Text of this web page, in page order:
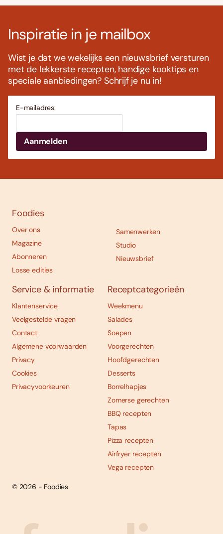
Inspiratie in je mailbox
Wist je dat we wekelijks een nieuwsbrief versturen
met de lekkerste recepten, handige kooktips en
speciale aanbiedingen? Schrijf je nu in!
E-mailadres:
Foodies
Over ons
Magazine
Abonneren
Losse edities
Samenwerken
Studio
Nieuwsbrief
Service & informatie
Klantenservice
Veelgestelde vragen
Contact
Algemene voorwaarden
Privacy
Cookies
Privacyvoorkeuren
Receptcategorieën
Weekmenu
Salades
Soepen
Voorgerechten
Hoofdgerechten
Desserts
Borrelhapjes
Zomerse gerechten
BBQ recepten
Tapas
Pizza recepten
Airfryer recepten
Vega recepten
© 2026 - Foodies